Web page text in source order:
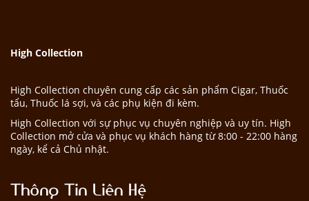
High Collection
High Collection chuyên cung cấp các sản phẩm Cigar, Thuốc
tẩu, Thuốc lá sợi, và các phụ kiện đi kèm.
High Collection với sự phục vụ chuyên nghiệp và uy tín. High
Collection mở cửa và phục vụ khách hàng từ 8:00 - 22:00 hàng
ngày, kể cả Chủ nhật.
Thông Tin Liên Hệ